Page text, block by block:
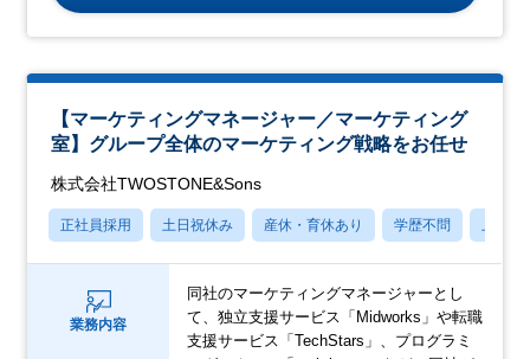
【マーケティングマネージャー／マーケティング
室】グループ全体のマーケティング戦略をお任せ
株式会社TWOSTONE&Sons
正社員採用 土日祝休み 産休・育休あり 学歴不問
業務内容
同社のマーケティングマネージャーとし
て、独立支援サービス「Midworks」や転職
支援サービス「TechStars」、プログラミ